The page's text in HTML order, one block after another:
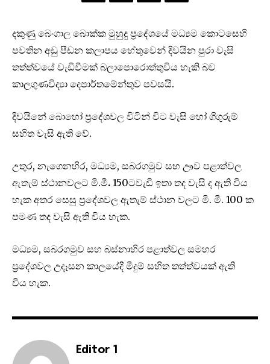
දකුණු බෙංගාල බොක්ක මුහුදු ප්‍රදේශයේ මධ්‍යම කොටසෙහි
පවතින අඩු පීඩන කලාපය හේතුවෙන් දිවයින පුරා වැසි
තත්ත්වයේ වැඩිවීමක් බලාපොරොත්තුවිය හැකි බව
කාලගුණවිද්‍යා දෙපාර්තමේන්තුව පවසයි.
දිවයිනේ බොහෝ ප්‍රදේශවල විටින් විට වැසි හෝ ගිගුරුම්
සහිත වැසි ඇති වේ.
උතුර, නැගෙනහිර, මධ්‍යම, සබරගමුව සහ ඌව පළාත්වල
ඇතැම් ස්ථානවලට මි.මී. 150ටවැඩි ඉතා තද වැසි ද ඇති විය
හැක අතර සෙසු ප්‍රදේශවල ඇතැම් ස්ථාන වලට මි. මී. 100 ක
පමණ තද වැසි ඇති විය හැක.
මධ්‍යම, සබරගමුව සහ බස්නාහිර පළාත්වල සමහර
ප්‍රදේශවල උදෑසන කාලයේදී මීදුම් සහිත තත්ත්වයක් ඇති
විය හැක.
Editor 1